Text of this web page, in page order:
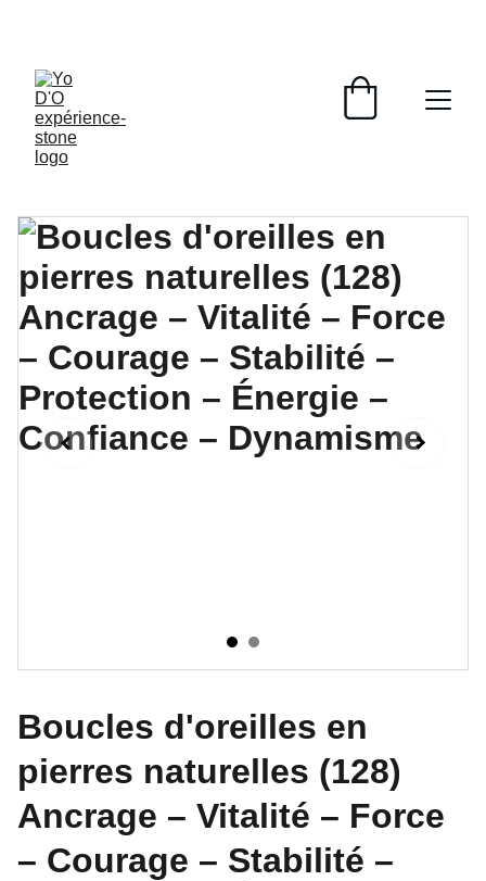
Boucles d'oreilles en
pierres naturelles (128)
Ancrage – Vitalité – Force
– Courage – Stabilité –